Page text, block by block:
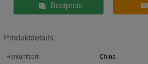
Bestpreis
Produktdetails
Herkunftsort:
China